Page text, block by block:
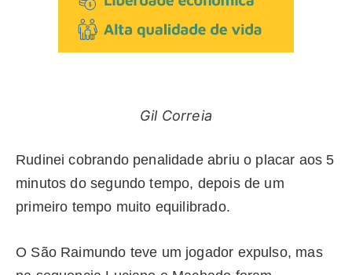
Gil Correia
Rudinei cobrando penalidade abriu o placar aos 5
minutos do segundo tempo, depois de um
primeiro tempo muito equilibrado.
O São Raimundo teve um jogador expulso, mas